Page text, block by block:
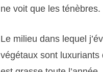
ne voit que les ténèbres.
Le milieu dans lequel
végétaux sont luxuriants